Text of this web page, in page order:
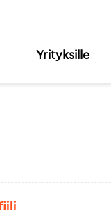
Yrityksille